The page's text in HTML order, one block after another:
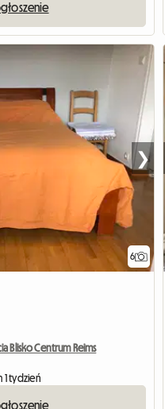
6
❯
Blisko Centrum Reims
1 tydzień